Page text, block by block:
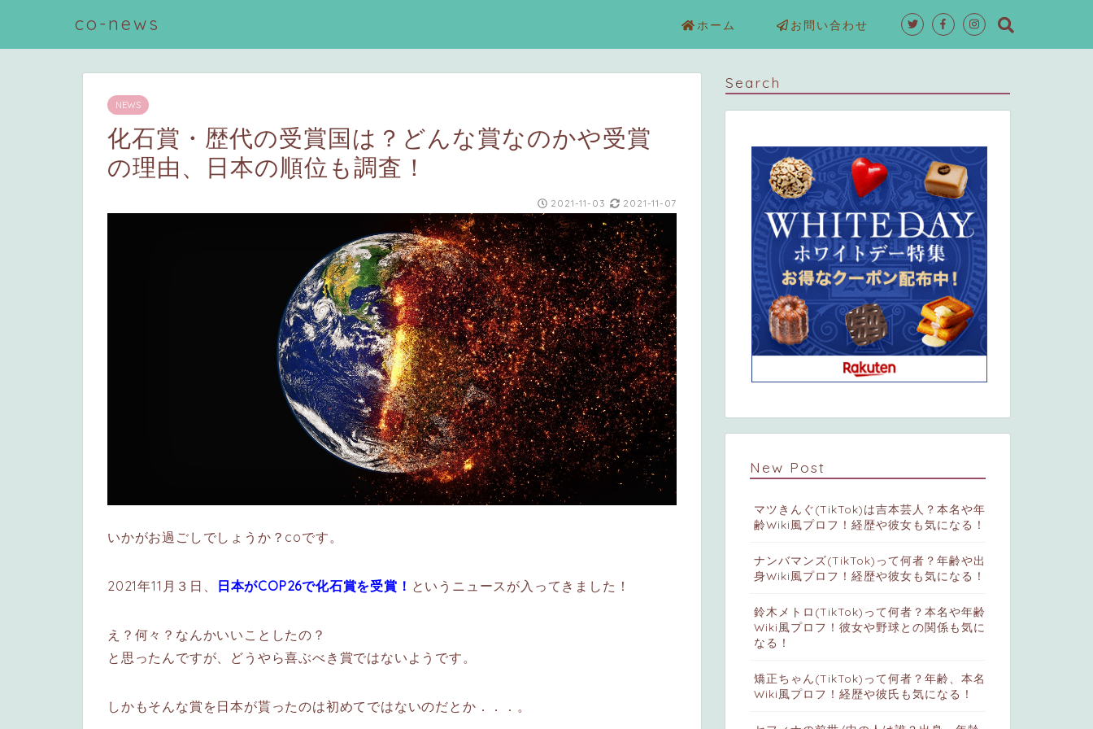
co-news ホーム お問い合わせ
NEWS
化石賞・歴代の受賞国は？どんな賞なのかや受賞
の理由、日本の順位も調査！
2021-11-03 2021-11-07
いかがお過ごしでしょうか？coです。
2021年11月３日、 日本がCOP26で化石賞を受賞！ というニュースが入ってきました！
え？何々？なんかいいことしたの？
と思ったんですが、どうやら喜ぶべき賞ではないようです。
しかもそんな賞を日本が貰ったのは初めてではないのだとか．．．。
Search
New Post
マツきんぐ(TikTok)は吉本芸人？本名や年
齢Wiki風プロフ！経歴や彼女も気になる！
ナンバマンズ(TikTok)って何者？年齢や出
身Wiki風プロフ！経歴や彼女も気になる！
鈴木メトロ(TikTok)って何者？本名や年齢
Wiki風プロフ！彼女や野球との関係も気に
なる！
矯正ちゃん(TikTok)って何者？年齢、本名
Wiki風プロフ！経歴や彼氏も気になる！